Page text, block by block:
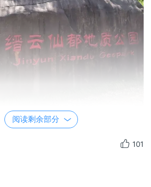
阅读剩余部分
101